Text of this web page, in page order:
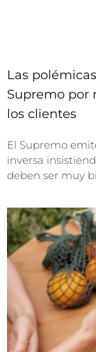
Las
Supremo por
los clientes
El Supremo
inversa
deben ser muy